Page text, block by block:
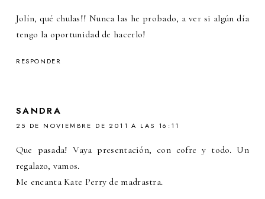
Jolín, qué chulas!! Nunca las he probado, a ver si algún día
tengo la oportunidad de hacerlo!
RESPONDER
SANDRA
25 DE NOVIEMBRE DE 2011 A LAS 16:11
Que pasada! Vaya presentación, con cofre y todo. Un
regalazo, vamos.
Me encanta Kate Perry de madrastra.